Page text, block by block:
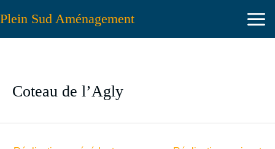
Plein Sud Aménagement
Coteau de l’Agly